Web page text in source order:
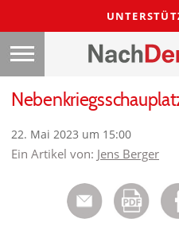
22. Mai 2023 um 15:00
Ein Artikel von: Jens Berger